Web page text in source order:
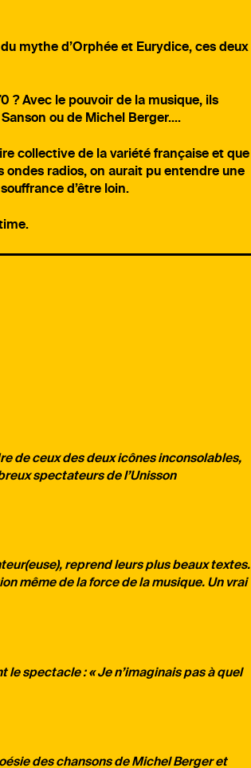
mythe d’Orphée et Eurydice, ces deux
? Avec le pouvoir de la musique, ils
ou de Michel Berger….
collective de la variété française et que
ondes radios, on aurait pu entendre une
d’être loin.
de ceux des deux icônes inconsolables,
spectateurs de l’Unisson
reprend leurs plus beaux textes.
même de la force de la musique. Un vrai
le spectacle : « Je n’imaginais pas à quel
des chansons de Michel Berger et